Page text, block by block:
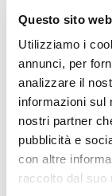
Questo sito
Utilizziamo i
annunci, per
analizzare il
informazioni sul
nostri partner
pubblicità e
con altre
raccolto dal suo